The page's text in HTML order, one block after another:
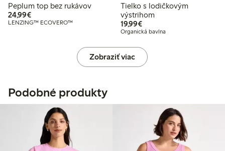
Peplum top bez rukávov
24,99€24,99 €
LENZING™ ECOVERO™
Tielko s lodičkovým
výstrihom
19,99€19,99 €
Organická bavlna
Zobraziť viac
Podobné produkty